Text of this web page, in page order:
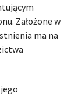
Założone w
ma na